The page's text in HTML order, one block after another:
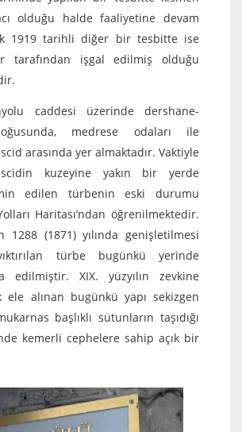
olduğu halde faaliyetine devam
1919 tarihli diğer bir tesbitte ise
tarafından işgal edilmiş olduğu
caddesi üzerinde dershane-
medrese odaları ile
arasında yer almaktadır. Vaktiyle
kuzeyine yakın bir yerde
edilen türbenin eski durumu
Haritası’ndan öğrenilmektedir.
1288 (1871) yılında genişletilmesi
türbe bugünkü yerinde
edilmiştir. XIX. yüzyılın zevkine
ele alınan bugünkü yapı sekizgen
başlıklı sütunların taşıdığı
kemerli cephelere sahip açık bir